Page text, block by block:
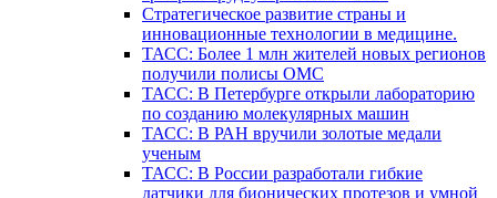
Стратегическое развитие страны и
инновационные технологии в медицине.
ТАСС: Более 1 млн жителей новых регионов
получили полисы ОМС
ТАСС: В Петербурге открыли лабораторию
по созданию молекулярных машин
ТАСС: В РАН вручили золотые медали
ученым
ТАСС: В России разработали гибкие
датчики для бионических протезов и умной